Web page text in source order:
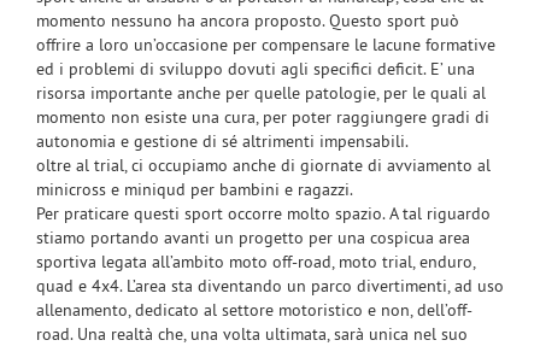
momento nessuno ha ancora proposto. Questo sport può
offrire a loro un’occasione per compensare le lacune formative
ed i problemi di sviluppo dovuti agli specifici deficit. E’ una
risorsa importante anche per quelle patologie, per le quali al
momento non esiste una cura, per poter raggiungere gradi di
autonomia e gestione di sé altrimenti impensabili.
oltre al trial, ci occupiamo anche di giornate di avviamento al
minicross e miniqud per bambini e ragazzi.
Per praticare questi sport occorre molto spazio. A tal riguardo
stiamo portando avanti un progetto per una cospicua area
sportiva legata all’ambito moto off-road, moto trial, enduro,
quad e 4x4. L’area sta diventando un parco divertimenti, ad uso
allenamento, dedicato al settore motoristico e non, dell’off-
road. Una realtà che, una volta ultimata, sarà unica nel suo